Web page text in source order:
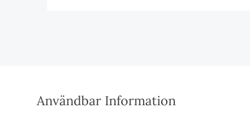
Användbar Information